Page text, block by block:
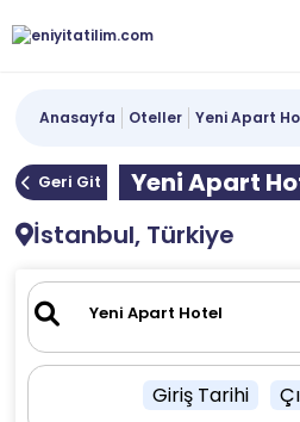
Anasayfa Oteller Yeni Apart
Geri Git
Yeni Apart
İstanbul, Türkiye
Giriş Tarihi